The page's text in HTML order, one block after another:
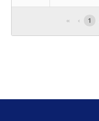
« ‹ 1